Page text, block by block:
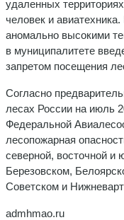
удаленных
человек и
аномально высокими
в муниципалитете
запретом посещения
Согласно
лесах России на июль
Федеральной
лесопожарная
северной, восточной и
Березовском,
Советском и
admhmao.ru